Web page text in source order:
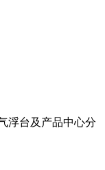
浮台及产品中心分